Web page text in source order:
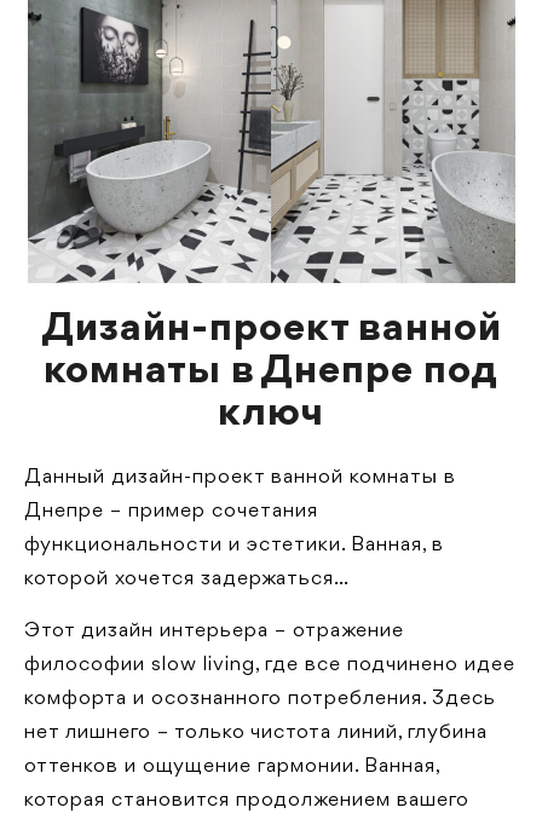
Дизайн-проект ванной
комнаты в Днепре под
ключ
Данный дизайн-проект ванной комнаты в
Днепре – пример сочетания
функциональности и эстетики. Ванная, в
которой хочется задержаться…
Этот дизайн интерьера – отражение
философии slow living, где все подчинено идее
комфорта и осознанного потребления. Здесь
нет лишнего – только чистота линий, глубина
оттенков и ощущение гармонии. Ванная,
которая становится продолжением вашего